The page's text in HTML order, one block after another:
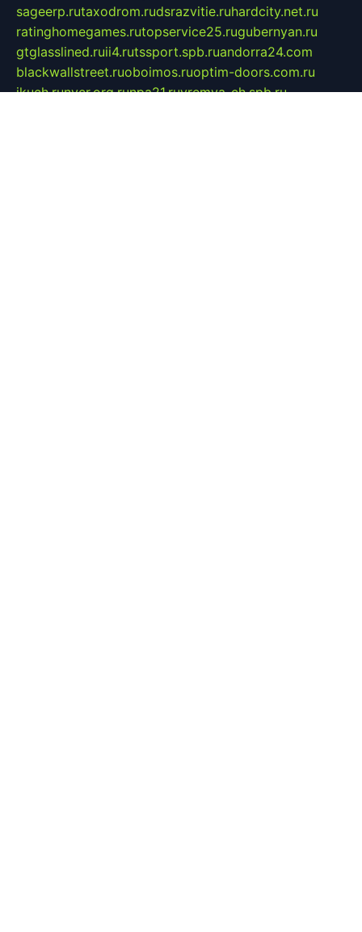
sageerp.rutaxodrom.rudsrazvitie.ruhardcity.net.ru
ratinghomegames.rutopservice25.rugubernyan.ru
gtglasslined.ruii4.rutssport.spb.ruandorra24.com
blackwallstreet.ruoboimos.ruoptim-doors.com.ru
ikuch.runycr.org.runpa21.ruvremya-ch.spb.ru